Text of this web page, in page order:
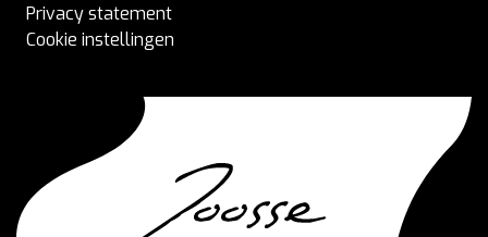
Privacy statement
Cookie instellingen